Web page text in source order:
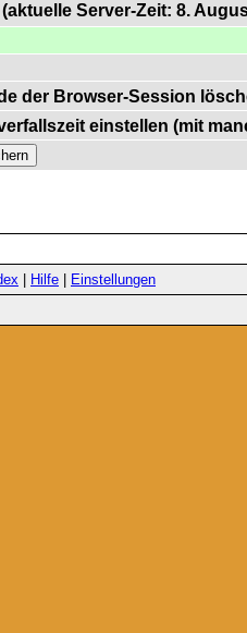
Server-Zeit: 8.
der Browser-Session
einstellen (mit
Hilfe
Einstellungen